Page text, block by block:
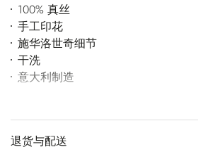
100% 真丝
手工印花
施华洛世奇细节
干洗
意大利制造
退货与配送